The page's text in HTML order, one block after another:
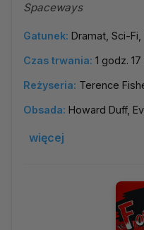
Spaceways
Gatunek: Dramat, Sci-Fi,
Czas trwania: 1 godz. 17
Reżyseria: Terence
Obsada: Howard Duff,
więcej